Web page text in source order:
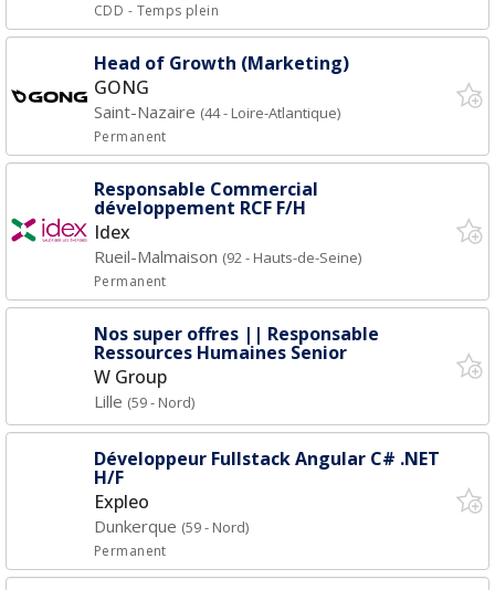
CDD - Temps plein
Head of Growth (Marketing)
GONG
Saint-Nazaire (44 - Loire-Atlantique)
Permanent
Responsable Commercial
développement RCF F/H
Idex
Rueil-Malmaison (92 - Hauts-de-Seine)
Permanent
Nos super offres || Responsable
Ressources Humaines Senior
W Group
Lille (59 - Nord)
Développeur Fullstack Angular C# .NET
H/F
Expleo
Dunkerque (59 - Nord)
Permanent